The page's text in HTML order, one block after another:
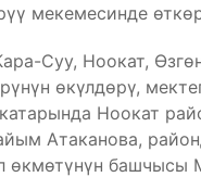
мекемесинде
Суу, Ноокат,
өкүлдөрү,
Ноокат
Атаканова,
өкмөтүнүн башчысы